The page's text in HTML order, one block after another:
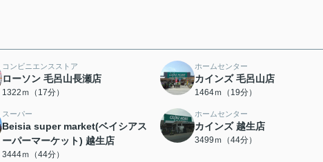
コンビニエンスストア
ローソン 毛呂山長瀬店
1322ｍ（17分）
ホームセンター
カインズ 毛呂山店
1464ｍ（19分）
スーパー
Beisia super market(ベイシアス
ーパーマーケット) 越生店
3444ｍ（44分）
ホームセンター
カインズ 越生店
3499ｍ（44分）